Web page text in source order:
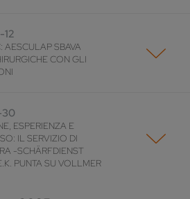
AESCULAP SBAVA
CON GLI
ESPERIENZA E
IL SERVIZIO DI
-SCHÄRFDIENST
PUNTA SU VOLLMER